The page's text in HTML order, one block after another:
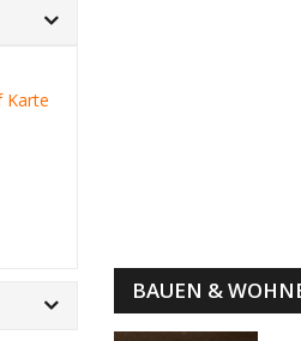
Karte
BAUEN &